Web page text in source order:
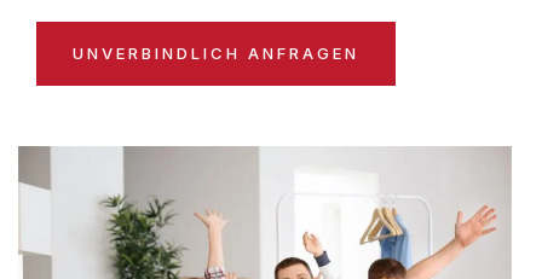
UNVERBINDLICH ANFRAGEN